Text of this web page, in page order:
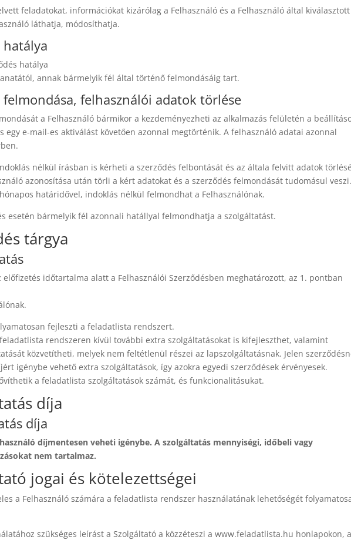
feladatokat, információkat kizárólag a Felhasználó és a Felhasználó által kiválasztott
láthatja, módosíthatja.
hatálya
hatálya
annak bármelyik fél által történő felmondásáig tart.
felmondása, felhasználói adatok törlése
a Felhasználó bármikor a kezdeményezheti az alkalmazás felületén a
egy e-mail-es aktiválást követően azonnal megtörténik. A felhasználó adatai azonnal
nélkül írásban is kérheti a szerződés felbontását és az általa felvitt adatok
azonosítása után törli a kért adatokat és a szerződés felmondását tudomásul veszi.
határidővel, indoklás nélkül felmondhat a Felhasználónak.
esetén bármelyik fél azonnali hatállyal felmondhatja a szolgáltatást.
tárgya
előfizetés időtartalma alatt a Felhasználói Szerződésben meghatározott, az 1. pontban
fejleszti a feladatlista rendszert.
rendszeren kívül további extra szolgáltatásokat is kifejleszthet, valamint
közvetítheti, melyek nem feltétlenül részei az lapszolgáltatásnak. Jelen
igénybe vehető extra szolgáltatások, így azokra egyedi szerződések érvényesek.
a feladatlista szolgáltatások számát, és funkcionalitásukat.
díja
díja
díjmentesen veheti igénybe. A szolgáltatás mennyiségi, időbeli vagy
nem tartalmaz.
jogai és kötelezettségei
a Felhasználó számára a feladatlista rendszer használatának lehetőségét
szükséges leírást a Szolgáltató a közzéteszi a www.feladatlista.hu honlapokon,